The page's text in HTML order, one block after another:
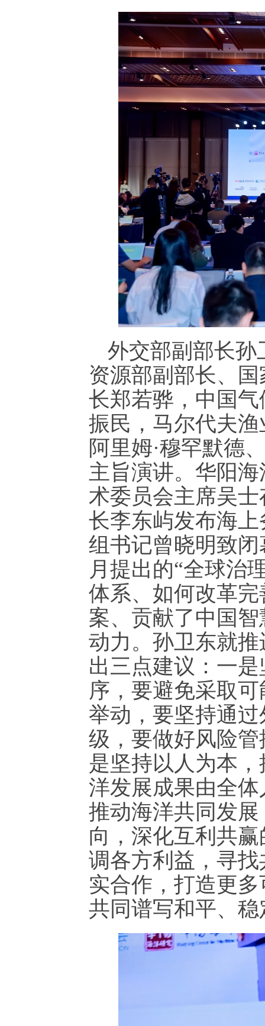
外交部副部长孙
资源部副部长、
长郑若骅，中国
振民，马尔代夫
阿里姆·穆罕默德
主旨演讲。华阳
术委员会主席吴
长李东屿发布海
组书记曾晓明致
月提出的“全球治
体系、如何改革
案、贡献了中国
动力。孙卫东就
出三点建议：一
序，要避免采取
举动，要坚持通
级，要做好风险
是坚持以人为本
洋发展成果由全
推动海洋共同发
向，深化互利共
调各方利益，寻
实合作，打造更
共同谱写和平、